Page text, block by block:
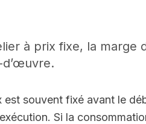
à prix fixe, la marge
souvent fixé avant le
Si la